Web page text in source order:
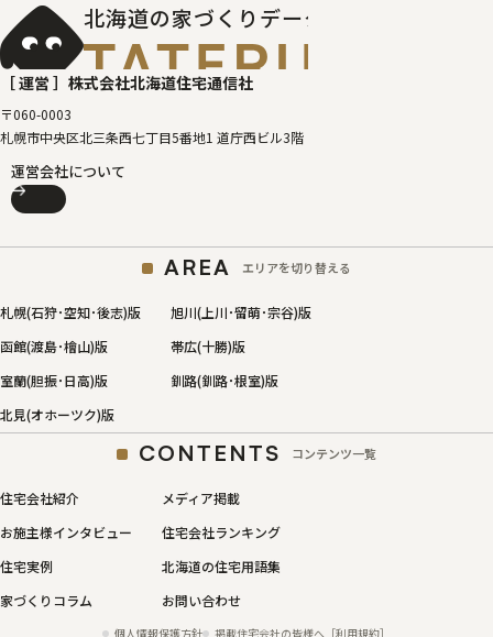
北海道の家づくりデータベース
［ 運営 ］ 株式会社北海道住宅通信社
〒060-0003
札幌市中央区北三条西七丁目5番地1 道庁西ビル3階
運営会社について
AREA エリアを切り替える
札幌(石狩･空知･後志)版
旭川(上川･留萌･宗谷)版
函館(渡島･檜山)版
帯広(十勝)版
室蘭(胆振･日高)版
釧路(釧路･根室)版
北見(オホーツク)版
CONTENTS コンテンツ一覧
住宅会社紹介
メディア掲載
お施主様インタビュー
住宅会社ランキング
住宅実例
北海道の住宅用語集
家づくりコラム
お問い合わせ
個人情報保護方針 掲載住宅会社の皆様へ［利用規約］